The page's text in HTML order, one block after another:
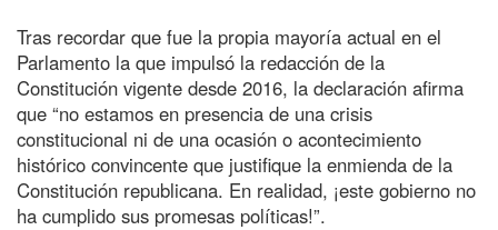
Tras recordar que fue la propia mayoría actual en el
Parlamento la que impulsó la redacción de la
Constitución vigente desde 2016, la declaración afirma
que “no estamos en presencia de una crisis
constitucional ni de una ocasión o acontecimiento
histórico convincente que justifique la enmienda de la
Constitución republicana. En realidad, ¡este gobierno no
ha cumplido sus promesas políticas!”.